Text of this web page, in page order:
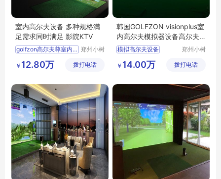
室内高尔夫设备 多种规格满
足需求同时满足 影院KTV
golfzon高尔夫尊室内高尔夫姿势
高尔夫室内厂家
室内高尔夫模拟器公司
郑州小树
有限公司
￥ 12.80万 拨打电话
韩国GOLFZON visionplus室
内高尔夫模拟器设备高尔夫
方案设计
模拟高尔夫设备
别墅高尔夫设计
高尔夫厂家
郑州小树
有限公司
￥ 14.00万 拨打电话